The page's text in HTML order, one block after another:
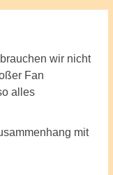
wir nicht
Fan
alles
mit